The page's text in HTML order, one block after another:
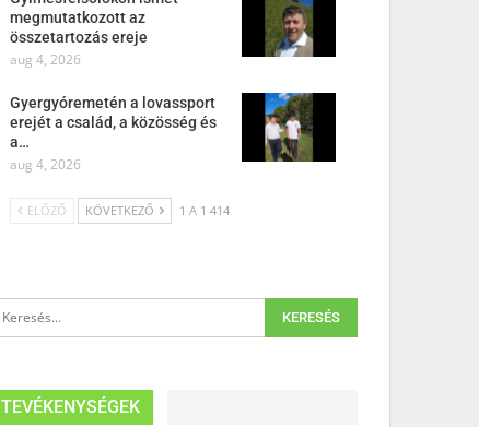
megmutatkozott az
összetartozás ereje
aug 4, 2026
Gyergyóremetén a lovassport
erejét a család, a közösség és
a…
aug 4, 2026
ELŐZŐ KÖVETKEZŐ 1 A 1 414
TEVÉKENYSÉGEK